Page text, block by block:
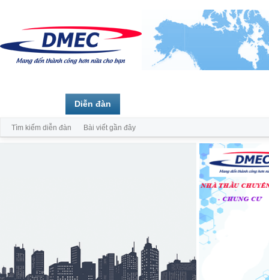
Diễn đàn
Tìm kiếm diễn đàn Bài viết gần đây